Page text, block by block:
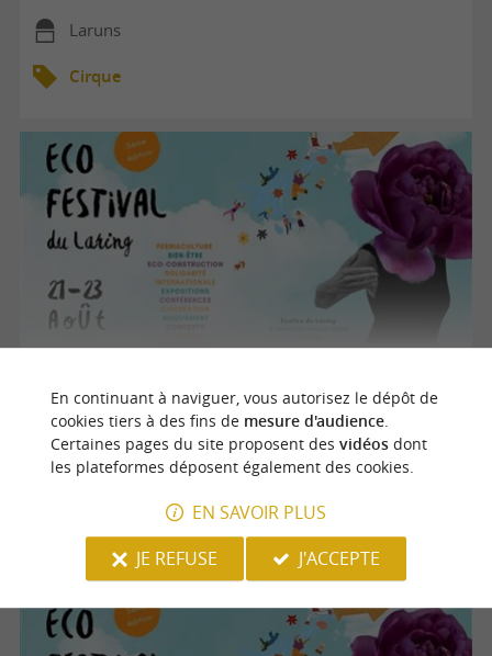
Laruns
Cirque
22/08/2026
Cirque
En continuant à naviguer, vous autorisez le dépôt de
cookies tiers à des fins de mesure d'audience.
Certaines pages du site proposent des vidéosdont
les plateformes déposent également des cookies.
EN SAVOIR PLUS
JE REFUSE
J'ACCEPTE